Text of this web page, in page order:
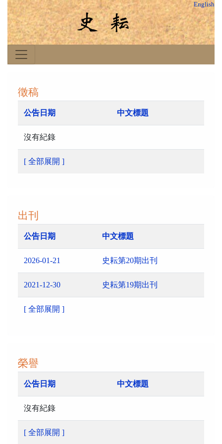
English
徵稿
公告日期 中文標題
沒有紀錄
[ 全部展開 ]
出刊
公告日期 中文標題
2026-01-21 史耘第20期出刊
2021-12-30 史耘第19期出刊
[ 全部展開 ]
榮譽
公告日期 中文標題
沒有紀錄
[ 全部展開 ]